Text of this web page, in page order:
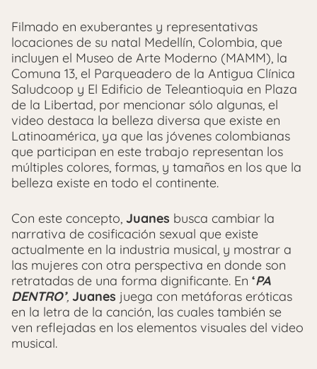
Filmado en exuberantes y representativas
locaciones de su natal Medellín, Colombia, que
incluyen el Museo de Arte Moderno (MAMM), la
Comuna 13, el Parqueadero de la Antigua Clínica
Saludcoop y El Edificio de Teleantioquia en Plaza
de la Libertad, por mencionar sólo algunas, el
video destaca la belleza diversa que existe en
Latinoamérica, ya que las jóvenes colombianas
que participan en este trabajo representan los
múltiples colores, formas, y tamaños en los que la
belleza existe en todo el continente.
Con este concepto, Juanes busca cambiar la
narrativa de cosificación sexual que existe
actualmente en la industria musical, y mostrar a
las mujeres con otra perspectiva en donde son
retratadas de una forma dignificante. En ‘PA
DENTRO’, Juanes juega con metáforas eróticas
en la letra de la canción, las cuales también se
ven reflejadas en los elementos visuales del video
musical.